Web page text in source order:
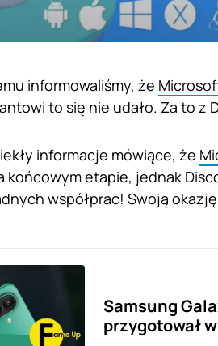
informowaliśmy, że
to się nie udało. Za to z
informacje mówiące, że
końcowym etapie, jednak
współprac! Swoją
Samsung
przygotował